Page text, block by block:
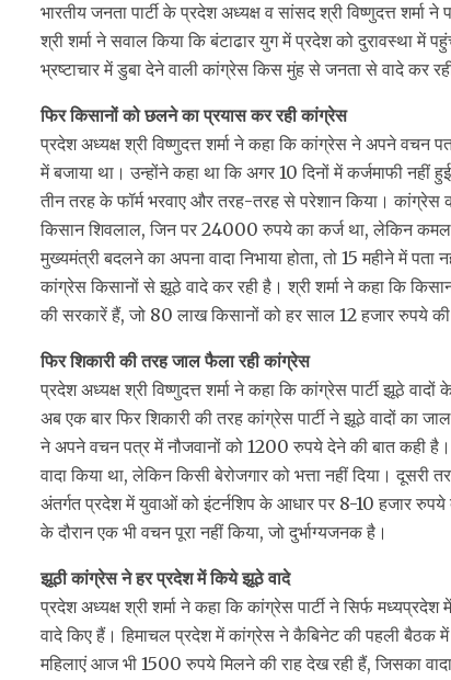
भारतीय जनता पार्टी के प्रदेश अध्यक्ष व सांसद श्री विष्णुदत्त
श्री शर्मा ने सवाल किया कि बंटाढार युग में प्रदेश को दुरावस्था
भ्रष्टाचार में डुबा देने वाली कांग्रेस किस मुंह से जनता से वादे कर
फिर किसानों को छलने का प्रयास कर रही कांग्रेस
प्रदेश अध्यक्ष श्री विष्णुदत्त शर्मा ने कहा कि कांग्रेस ने अपने
में बजाया था। उन्होंने कहा था कि अगर 10 दिनों में कर्जमाफी
तीन तरह के फॉर्म भरवाए और तरह-तरह से परेशान किया।
किसान शिवलाल, जिन पर 24000 रुपये का कर्ज था, लेकिन
मुख्यमंत्री बदलने का अपना वादा निभाया होता, तो 15 महीने में
कांग्रेस किसानों से झूठे वादे कर रही है। श्री शर्मा ने कहा कि
की सरकारें हैं, जो 80 लाख किसानों को हर साल 12 हजार रुपये की
फिर शिकारी की तरह जाल फैला रही कांग्रेस
प्रदेश अध्यक्ष श्री विष्णुदत्त शर्मा ने कहा कि कांग्रेस पार्टी झूठे
अब एक बार फिर शिकारी की तरह कांग्रेस पार्टी ने झूठे वादों का
ने अपने वचन पत्र में नौजवानों को 1200 रुपये देने की बात कही है।
वादा किया था, लेकिन किसी बेरोजगार को भत्ता नहीं दिया।
अंतर्गत प्रदेश में युवाओं को इंटर्नशिप के आधार पर 8-10 हजार
के दौरान एक भी वचन पूरा नहीं किया, जो दुर्भाग्यजनक है।
झूठी कांग्रेस ने हर प्रदेश में किये झूठे वादे
प्रदेश अध्यक्ष श्री शर्मा ने कहा कि कांग्रेस पार्टी ने सिर्फ
वादे किए हैं। हिमाचल प्रदेश में कांग्रेस ने कैबिनेट की पहली बैठक
महिलाएं आज भी 1500 रुपये मिलने की राह देख रही हैं, जिसका